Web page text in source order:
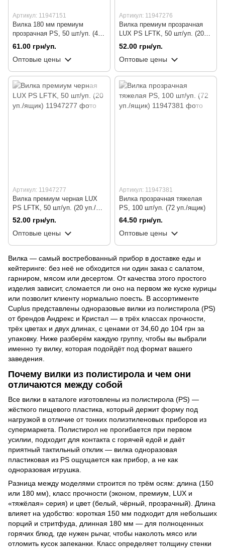
Артикул: 11947151
Вилка 180 мм премиум
прозрачная PS, 50 шт/уп. (40
уп./ящик)
61.00 грн/уп.
Оптовые цены
Артикул: 11947276
Вилка премиум прозрачная
LUX PS LFTK, 50 шт/уп. (20
уп./ящик)
52.00 грн/уп.
Оптовые цены
Артикул: 11947277
Вилка премиум черная LUX
PS LFTK, 50 шт/уп. (20 уп./
ящик)
52.00 грн/уп.
Оптовые цены
Артикул: 11947381
Вилка прозрачная тяжелая
PS, 100 шт/уп. (72 уп./ящик)
64.50 грн/уп.
Оптовые цены
Вилка — самый востребованный прибор в доставке еды и
кейтеринге: без неё не обходится ни один заказ с салатом,
гарниром, мясом или десертом. От качества этого простого
изделия зависит, сломается ли оно на первом же куске курицы
или позволит клиенту нормально поесть. В ассортименте
Cuplus представлены одноразовые вилки из полистирола (PS)
от брендов Андрекс и Кристал — в трёх классах прочности,
трёх цветах и двух длинах, с ценами от 34,60 до 104 грн за
упаковку. Ниже разберём каждую группу, чтобы вы выбрали
именно ту вилку, которая подойдёт под формат вашего
заведения.
Почему вилки из полистирола и чем они
отличаются между собой
Все вилки в каталоге изготовлены из полистирола (PS) —
жёсткого пищевого пластика, который держит форму под
нагрузкой в отличие от тонких полиэтиленовых приборов из
супермаркета. Полистирол не прогибается при первом
усилии, подходит для контакта с горячей едой и даёт
приятный тактильный отклик — вилка одноразовая
пластиковая из PS ощущается как прибор, а не как
одноразовая игрушка.
Разница между моделями строится по трём осям: длина (150
или 180 мм), класс прочности (эконом, премиум, LUX и
«тяжёлая» серия) и цвет (белый, чёрный, прозрачный). Длина
влияет на удобство: короткая 150 мм подходит для небольших
порций и стритфуда, длинная 180 мм — для полноценных
горячих блюд, где нужен рычаг, чтобы наколоть мясо или
отломить кусок запеканки. Класс определяет толщину стенки